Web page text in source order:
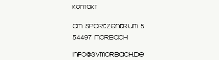
KONTAKT
Am Sportzentrum 5
54497 Morbach
info@svmorbach.de